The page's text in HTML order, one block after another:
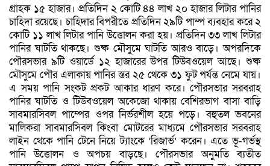
গ্রাহক ১৫ হাজার। প্রতিদিন ২ কোটি ৪৪ লাখ ২০ হাজার লিটার পানির
চাহিদা রয়েছে। চাহিদার বিপরীতে প্রতিদিন ২৯টি পাম্প ব্যবহার করে ২
কোটি ১১ লাখ লিটার পানি উত্তোলন করা হয়। প্রতিদিন ৩৩ লাখ লিটার
পানির ঘাটতি থাকছে। শুষ্ক মৌসুমে ঘাটতি আরও বাড়ে। অপরদিকে
পৌরসভার ৯টি ওয়ার্ডে ১২ হাজারের উপর টিউবওয়েল আছে। শুষ্ক
মৌসুমে পৌর এলাকায় পানির স্তর ২৫ থেকে ৩১ ফুট পর্যন্ত নেমে যায়।
এ সময় পানি সংকট প্রকট আকার ধারণ করে। পৌরসভার সরবরাহ
পানির ঘাটতি ও টিউবওয়েল অকেজো থাকায় বেশিরভাগ বাসা বাড়ি
সাবমারসিবল পাম্পের ওপর নির্ভরশীল হয়ে পড়ে। বহুতল ভবনের
মালিকরা সাবমারসিবল কিংবা মোটরের মাধ্যমে পৌরসভার সরবরাহ
লাইন থেকে পানি টেনে নিয়ে ট্যাংকে ‘রিজার্ভ’ করেন। এতে ভূ-গর্ভস্থ
পানি উত্তোলন ও অপচয় বাড়ছে। পৌরসভার অনুমতি ব্যতীত